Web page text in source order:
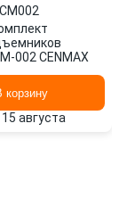
002 CENMAX
корзину
августа